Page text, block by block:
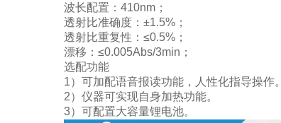
波长配置：410nm；
透射比准确度：±1.5%；
透射比重复性：≤0.5%；
漂移：≤0.005Abs/3min；
选配功能
1）可加配语音报读功能，人性化指导操作。
2）仪器可实现自身加热功能。
3）可配置大容量锂电池。